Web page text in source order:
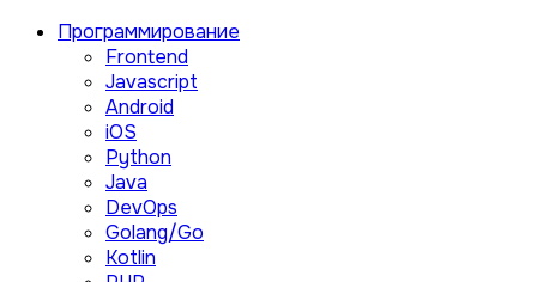
Программирование
Frontend
Javascript
Android
iOS
Python
Java
DevOps
Golang/Go
Kotlin